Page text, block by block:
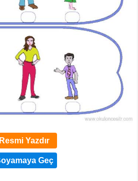
Resmi Yazdır